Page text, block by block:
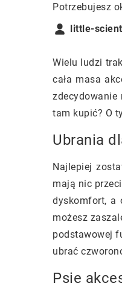
Potrzebujesz
little-
Wielu ludzi
cała masa
tam kupić? O
Ubrania
Najlepiej
mają nic
dyskomfort, a
możesz
podstawowej
ubrać
Psie